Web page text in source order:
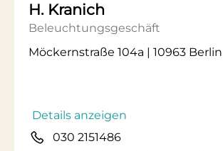
H. Kranich
Beleuchtungsgeschäft
Möckernstraße 104a | 10963 Berlin
Details anzeigen
030 2151486